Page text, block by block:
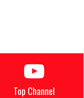
Top Channel